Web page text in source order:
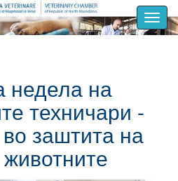
недела на
техничари -
заштита на